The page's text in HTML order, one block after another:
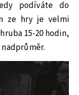
podíváte do
ze hry je velmi
15-20 hodin,